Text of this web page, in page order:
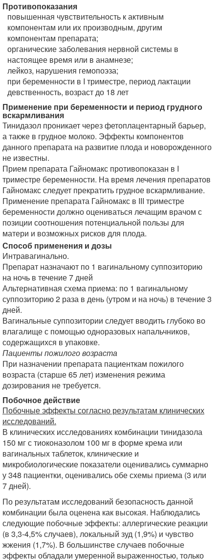
Противопоказания
повышенная чувствительность к активным
компонентам или их производным, другим
компонентам препарата;
органические заболевания нервной системы в
настоящее время или в анамнезе;
лейкоз, нарушения гемопоэза;
при беременности в I триместре, период лактации
девственность, возраст до 18 лет
Применение при беременности и период грудного
вскармливания
Тинидазол проникает через фетоплацентарный барьер,
а также в грудное молоко. Эффекты компонентов
данного препарата на развитие плода и новорожденного
не известны.
Прием препарата Гайномакс противопоказан в I
триместре беременности. На время лечения препаратов
Гайномакс следует прекратить грудное вскармливание.
Применение препарата Гайномакс в III триместре
беременности должно оцениваться лечащим врачом с
позиции соотношения потенциальной пользы для
матери и возможных рисков для плода.
Способ применения и дозы
Интравагинально.
Препарат назначают по 1 вагинальному суппозиторию
на ночь в течение 7 дней
Альтернативная схема приема: по 1 вагинальному
суппозиторию 2 раза в день (утром и на ночь) в течение 3
дней.
Вагинальные суппозитории следует вводить глубоко во
влагалище с помощью одноразовых напальчников,
содержащихся в упаковке.
Пациенты пожилого возраста
При назначении препарата пациенткам пожилого
возраста (старше 65 лет) изменения режима
дозирования не требуется.
Побочное действие
Побочные эффекты согласно результатам клинических
исследований.
В клинических исследованиях комбинации тинидазола
150 мг с тиоконазолом 100 мг в форме крема или
вагинальных таблеток, клинические и
микробиологические показатели оценивались суммарно
у 348 пациентки, оценивались обе схемы приема (3 или
7 дней).
По результатам исследований безопасность данной
комбинации была оценена как высокая. Наблюдались
следующие побочные эффекты: аллергические реакции
(в 3,3-4,5% случаев), локальный зуд (1,9%) и чувство
жжения (1,7%). В большинстве случаев побочные
эффекты обладали умеренной выраженностью, только